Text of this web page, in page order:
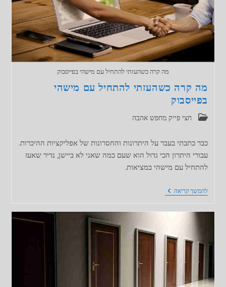
מה קרה כשהעזתי להתחיל עם מישהי בפייסבוק
מה קרה כשהעזתי להתחיל עם מישהי
בפייסבוק
קטגוריה:חצי פייק מחפש אהבה
כבר כתבתי בעבר על היתרונות והחסרונות של אפליקציות ההיכרות.
עבורי היתרון הכי גדול הוא שעם כמה שאני לא ביישן, נדיר שאעז
להתחיל עם מישהי במציאות.
להמשך קריאהמה
בפייסבוק